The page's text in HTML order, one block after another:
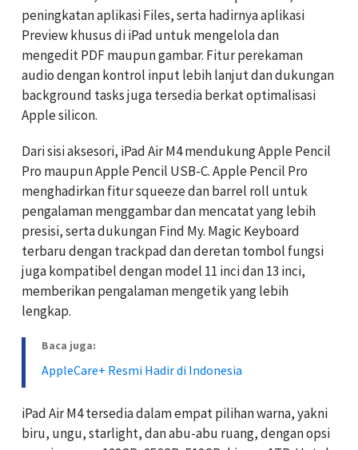
peningkatan aplikasi Files, serta hadirnya aplikasi
Preview khusus di iPad untuk mengelola dan
mengedit PDF maupun gambar. Fitur perekaman
audio dengan kontrol input lebih lanjut dan dukungan
background tasks juga tersedia berkat optimalisasi
Apple silicon.
Dari sisi aksesori, iPad Air M4 mendukung Apple Pencil
Pro maupun Apple Pencil USB-C. Apple Pencil Pro
menghadirkan fitur squeeze dan barrel roll untuk
pengalaman menggambar dan mencatat yang lebih
presisi, serta dukungan Find My. Magic Keyboard
terbaru dengan trackpad dan deretan tombol fungsi
juga kompatibel dengan model 11 inci dan 13 inci,
memberikan pengalaman mengetik yang lebih
lengkap.
Baca juga:
AppleCare+ Resmi Hadir di Indonesia
iPad Air M4 tersedia dalam empat pilihan warna, yakni
biru, ungu, starlight, dan abu-abu ruang, dengan opsi